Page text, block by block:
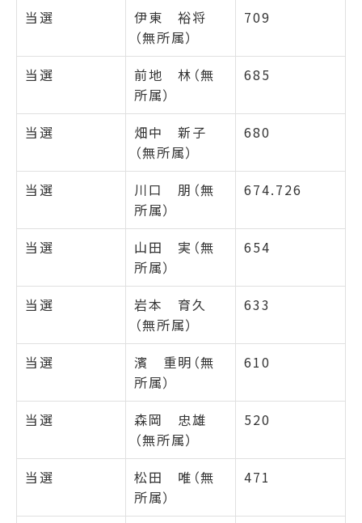
当選
伊東 裕将
（無所属）
709
当選
前地 林（無
所属）
685
当選
畑中 新子
（無所属）
680
当選
川口 朋（無
所属）
674.726
当選
山田 実（無
所属）
654
当選
岩本 育久
（無所属）
633
当選
濱 重明（無
所属）
610
当選
森岡 忠雄
（無所属）
520
当選
松田 唯（無
所属）
471